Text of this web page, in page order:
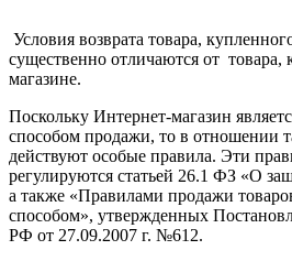
Условия возврата товара,
существенно отличаются от
магазине.
Поскольку Интернет-магазин
способом продажи, то в отношении
действуют особые правила. Эти
регулируются статьей 26.1 ФЗ «О
а также «Правилами продажи
способом», утвержденных
РФ от 27.09.2007 г. №612.